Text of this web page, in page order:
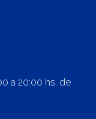
a 20:00 hs. de